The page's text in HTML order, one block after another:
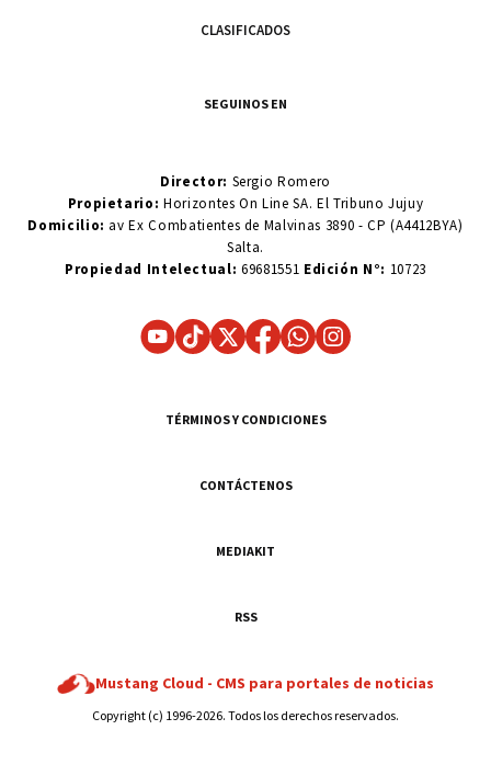
CLASIFICADOS
SEGUINOS EN
Director: Sergio Romero
Propietario:Horizontes On Line SA. El Tribuno Jujuy
Domicilio: av Ex Combatientes de Malvinas 3890 - CP (A4412BYA)
Salta.
Propiedad Intelectual: 69681551 Edición N°: 10723
TÉRMINOS Y CONDICIONES
CONTÁCTENOS
MEDIAKIT
RSS
Mustang Cloud - CMS para portales de noticias
Copyright (c) 1996-2026. Todos los derechos reservados.